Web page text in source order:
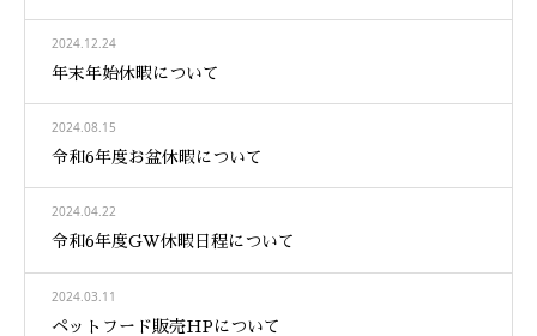
2024.12.24
年末年始休暇について
2024.08.15
令和6年度お盆休暇について
2024.04.22
令和6年度GW休暇日程について
2024.03.11
ペットフード販売HPについて